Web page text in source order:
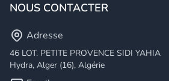
NOUS CONTACTER
Adresse
46 LOT. PETITE PROVENCE SIDI YAHIA
Hydra, Alger (16), Algérie